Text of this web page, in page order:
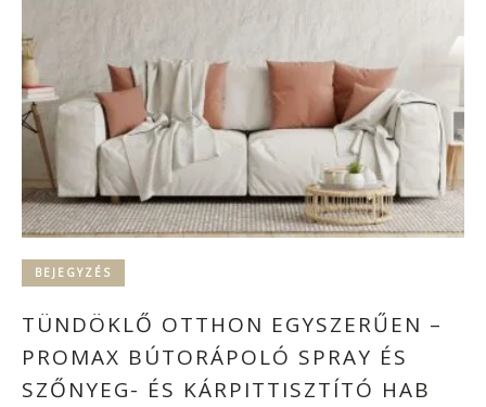
BEJEGYZÉS
TÜNDÖKLŐ OTTHON EGYSZERŰEN –
PROMAX BÚTORÁPOLÓ SPRAY ÉS
SZŐNYEG- ÉS KÁRPITTISZTÍTÓ HAB